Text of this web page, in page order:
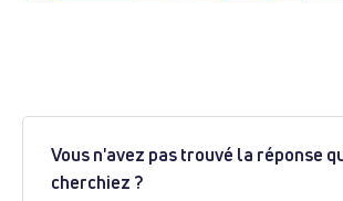
Vous n'avez pas trouvé la réponse
cherchiez ?